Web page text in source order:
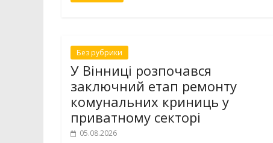
Без рубрики
У Вінниці розпочався
заключний етап ремонту
комунальних криниць у
приватному секторі
05.08.2026